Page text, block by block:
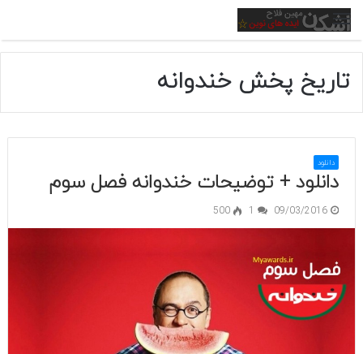
منو
تاریخ پخش خندوانه
دانلود
دانلود + توضیحات خندوانه فصل سوم
09/03/2016
1
500